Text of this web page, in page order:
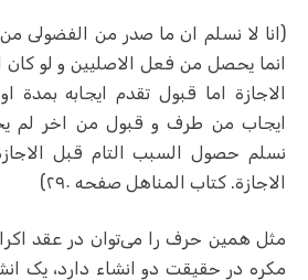
(انا لا نسلم ان ما صدر من الفضولى
انما يحصل من فعل الاصليين و لو كان
الاجازة اما قبول تقدم ايجابه بمدة
ايجاب من طرف و قبول من اخر لم
نسلم حصول السبب التام قبل
الاجازة. کتاب المناهل صفحه ۲۹۰)
مثل همین حرف را می‌توان در عقد
مکره در حقیقت دو انشاء دارد، یک